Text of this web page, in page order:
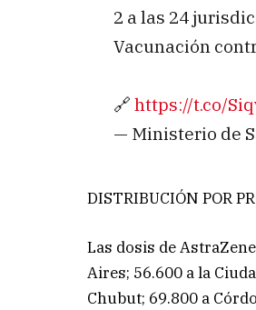
2 a las 24
Vacunación
🔗 https://t.co/
— Ministerio de
DISTRIBUCIÓN POR
Las dosis de
Aires; 56.600 a la
Chubut; 69.800 a